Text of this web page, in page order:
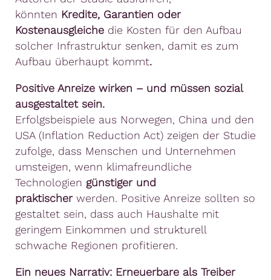
könnten Kredite, Garantien oder
Kostenausgleiche die Kosten für den Aufbau
solcher Infrastruktur senken, damit es zum
Aufbau überhaupt kommt.
Positive Anreize wirken – und müssen sozial
ausgestaltet sein.
Erfolgsbeispiele aus Norwegen, China und den
USA (Inflation Reduction Act) zeigen der Studie
zufolge, dass Menschen und Unternehmen
umsteigen, wenn klimafreundliche
Technologien günstiger und
praktischerwerden. Positive Anreize sollten so
gestaltet sein, dass auch Haushalte mit
geringem Einkommen und strukturell
schwache Regionen profitieren.
Ein neues Narrativ: Erneuerbare als Treiber